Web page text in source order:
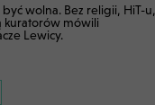
być wolna. Bez religii, HiT-u,
mówili
Lewicy.